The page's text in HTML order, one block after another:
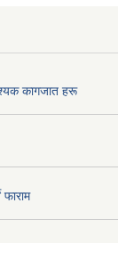
कागजात हरू
फाराम